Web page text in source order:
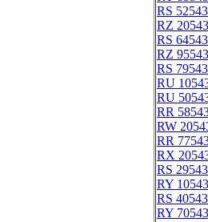
RS 52543
RZ 20543
RS 64543
RZ 95543
RS 79543
RU
RU
RR
RW
RR
RX
RS 29543
RY 10543
RS 40543
RY 70543